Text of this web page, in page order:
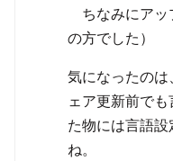
ちなみにアッ
の方でした）
気になったの
ェア更新前で
た物には言語
ね。